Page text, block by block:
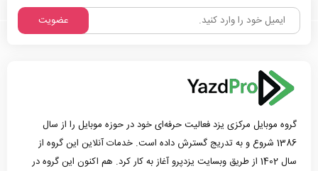
عضویت
گروه موبایل مرکزی یزد فعالیت حرفه‌ای خود در حوزه موبایل را از سال
1386 شروع و به تدریج گسترش داده است. خدمات آنلاین این گروه از
سال 1402 از طریق وبسایت یزدپرو آغاز به کار کرد. هم اکنون این گروه در